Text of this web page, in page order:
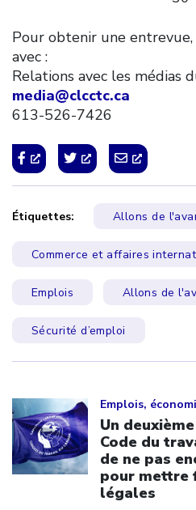
Pour obtenir une
avec :
Relations avec les médias
media@clcctc.ca
613-526-7426
Étiquettes: Allons de
Commerce et affaires
Emplois Allons de
Sécurité d’emploi
Emplois,
Un
Code du
de ne pas
pour mettre
légales